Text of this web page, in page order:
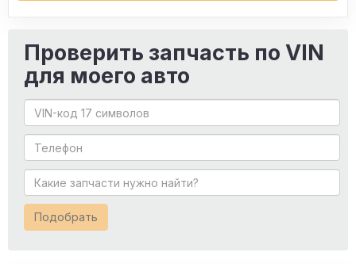
Проверить запчасть по VIN
для моего авто
Подобрать